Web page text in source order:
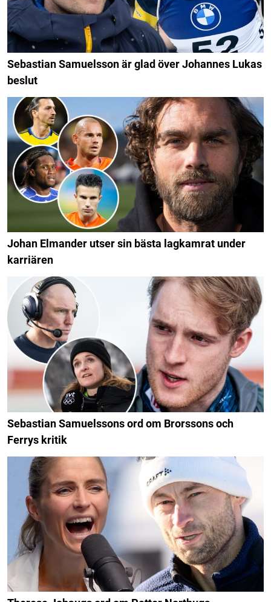
Sebastian Samuelsson är glad över Johannes Lukas
beslut
Johan Elmander utser sin bästa lagkamrat under
karriären
Sebastian Samuelssons ord om Brorssons och
Ferrys kritik